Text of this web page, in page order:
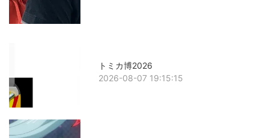
トミカ博2026
2026-08-07 19:15:15